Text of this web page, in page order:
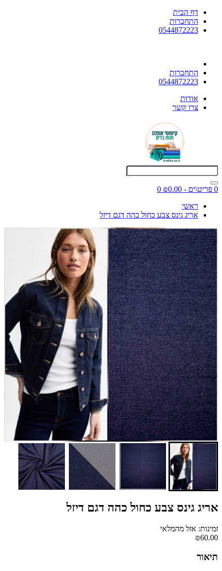
דף הבית
התחברות
0544872223
התחברות
0544872223
אודות
צרו קשר
0 פריט\ים - ₪0.00
0
ראשי
אריג גינס צבע כחול כהה דגם דיזל
אריג גינס צבע כחול כהה דגם דיזל
זמינות: אזל מהמלאי
₪60.00
תיאור